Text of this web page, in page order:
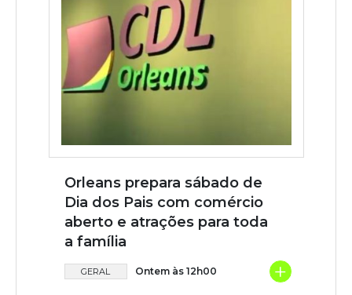
Orleans prepara sábado de
Dia dos Pais com comércio
aberto e atrações para toda
a família
GERAL Ontem às 12h00 +